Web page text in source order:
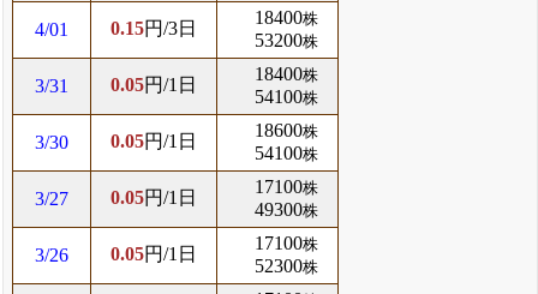
4/01 0.15円/3日
18400株
53200株
3/31 0.05円/1日
18400株
54100株
3/30 0.05円/1日
18600株
54100株
3/27 0.05円/1日
17100株
49300株
3/26 0.05円/1日
17100株
52300株